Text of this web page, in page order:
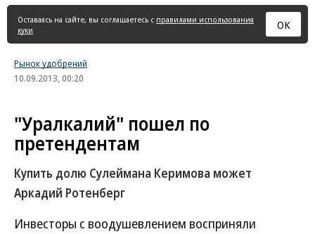
страница
Оставаясь на сайте, вы соглашаетесь с правилами использования
куки
ОК
Рынок удобрений
10.09.2013, 00:20
"Уралкалий" пошел по
претендентам
Купить долю Сулеймана Керимова может
Аркадий Ротенберг
Инвесторы с воодушевлением восприняли